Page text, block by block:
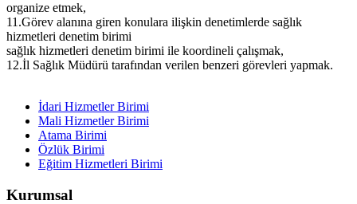
organize etmek,
11.Görev alanına giren konulara ilişkin denetimlerde sağlık
hizmetleri denetim birimi
sağlık hizmetleri denetim birimi ile koordineli çalışmak,
12.İl Sağlık Müdürü tarafından verilen benzeri görevleri yapmak.
İdari Hizmetler Birimi
Mali Hizmetler Birimi
Atama Birimi
Özlük Birimi
Eğitim Hizmetleri Birimi
Kurumsal